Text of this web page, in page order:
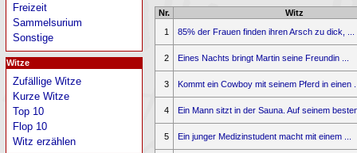
Nr.
Witz
1
85% der Frauen finden ihren Arsch zu dick, ...
2 Eines Nachts bringt Martin seine Freundin ...
3 Kommt ein Cowboy mit seinem Pferd in einen
4 Ein Mann sitzt in der Sauna. Auf seinem
5 Ein junger Medizinstudent macht mit einem ...
Freizeit
Sammelsurium
Sonstige
Witze
Zufällige Witze
Kurze Witze
Top 10
Flop 10
Witz erzählen